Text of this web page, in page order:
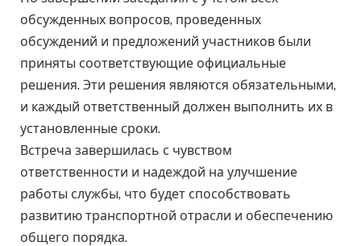
обсужденных вопросов, проведенных
обсуждений и предложений участников были
приняты соответствующие официальные
решения. Эти решения являются обязательными,
и каждый ответственный должен выполнить их в
установленные сроки.
Встреча завершилась с чувством
ответственности и надеждой на улучшение
работы службы, что будет способствовать
развитию транспортной отрасли и обеспечению
общего порядка.